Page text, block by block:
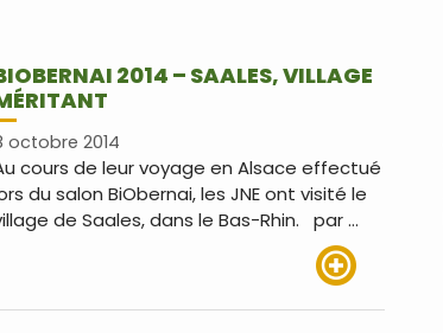
2014 – SAALES, VILLAGE
octobre 2014
cours de leur voyage en Alsace effectué
du salon BiObernai, les JNE ont visité le
de Saales, dans le Bas-Rhin. par …